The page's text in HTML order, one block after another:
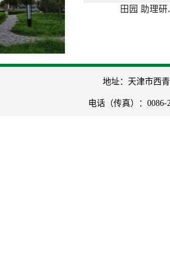
田园 助理研
地址：天津市西
电话（传真）： 0086-